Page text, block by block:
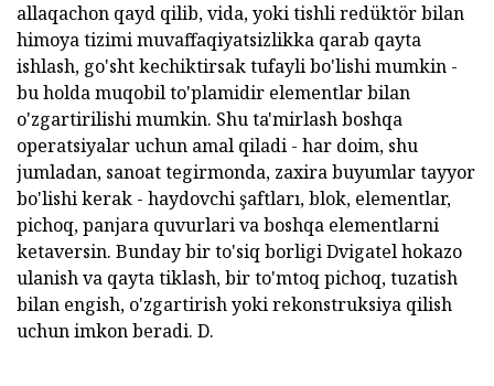
allaqachon qayd qilib, vida, yoki tishli redüktör bilan
himoya tizimi muvaffaqiyatsizlikka qarab qayta
ishlash, go'sht kechiktirsak tufayli bo'lishi mumkin -
bu holda muqobil to'plamidir elementlar bilan
o'zgartirilishi mumkin. Shu ta'mirlash boshqa
operatsiyalar uchun amal qiladi - har doim, shu
jumladan, sanoat tegirmonda, zaxira buyumlar tayyor
bo'lishi kerak - haydovchi şaftları, blok, elementlar,
pichoq, panjara quvurlari va boshqa elementlarni
ketaversin. Bunday bir to'siq borligi Dvigatel hokazo
ulanish va qayta tiklash, bir to'mtoq pichoq, tuzatish
bilan engish, o'zgartirish yoki rekonstruksiya qilish
uchun imkon beradi. D.